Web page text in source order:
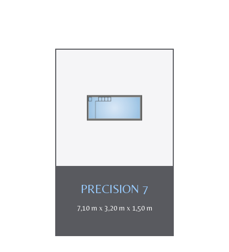
PRECISION 7
7,10 m x 3,20 m x 1,50 m